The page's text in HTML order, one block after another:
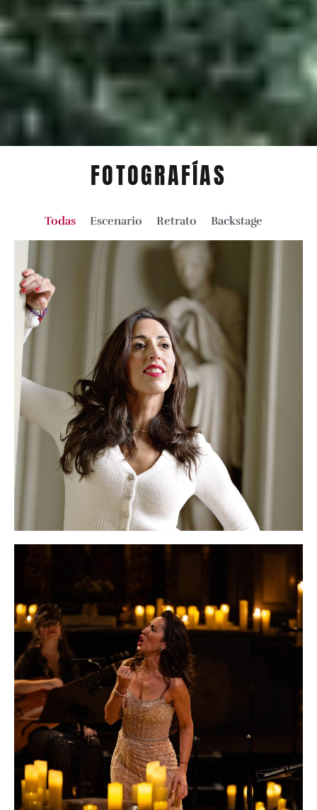
FOTOGRAFÍAS
Todas Escenario Retrato Backstage
Retrato